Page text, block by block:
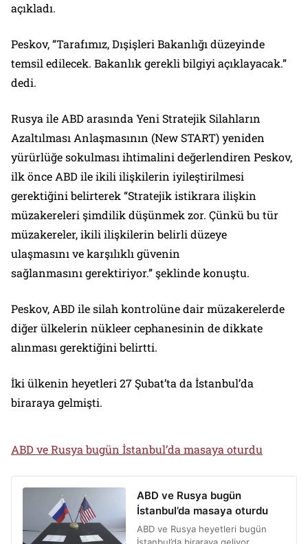
açıkladı.
Peskov, “Tarafımız, Dışişleri Bakanlığı düzeyinde
temsil edilecek. Bakanlık gerekli bilgiyi açıklayacak.”
dedi.
Rusya ile ABD arasında Yeni Stratejik Silahların
Azaltılması Anlaşmasının (New START) yeniden
yürürlüğe sokulması ihtimalini değerlendiren Peskov,
ilk önce ABD ile ikili ilişkilerin iyileştirilmesi
gerektiğini belirterek “Stratejik istikrara ilişkin
müzakereleri şimdilik düşünmek zor. Çünkü bu tür
müzakereler, ikili ilişkilerin belirli düzeye
ulaşmasını ve karşılıklı güvenin
sağlanmasını gerektiriyor.” şeklinde konuştu.
Peskov, ABD ile silah kontrolüne dair müzakerelerde
diğer ülkelerin nükleer cephanesinin de dikkate
alınması gerektiğini belirtti.
İki ülkenin heyetleri 27 Şubat’ta da İstanbul’da
biraraya gelmişti.
ABD ve Rusya bugün İstanbul’da masaya oturdu